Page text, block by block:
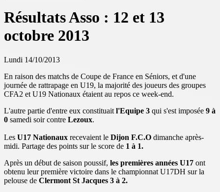
Résultats Asso : 12 et 13
octobre 2013
Lundi 14/10/2013
En raison des matchs de Coupe de France en Séniors, et d'une
journée de rattrapage en U19, la majorité des joueurs des groupes
CFA2 et U19 Nationaux étaient au repos ce week-end.
L'autre partie d'entre eux constituait l'Equipe 3 qui s'est imposée 9 à
0 samedi soir contre Lezoux.
Les U17 Nationaux recevaient le Dijon F.C.O dimanche après-
midi. Partage des points sur le score de 1 à 1.
Après un début de saison poussif, les premières années U17 ont
obtenu leur première victoire dans le championnat U17DH sur la
pelouse de Clermont St Jacques 3 à 2.